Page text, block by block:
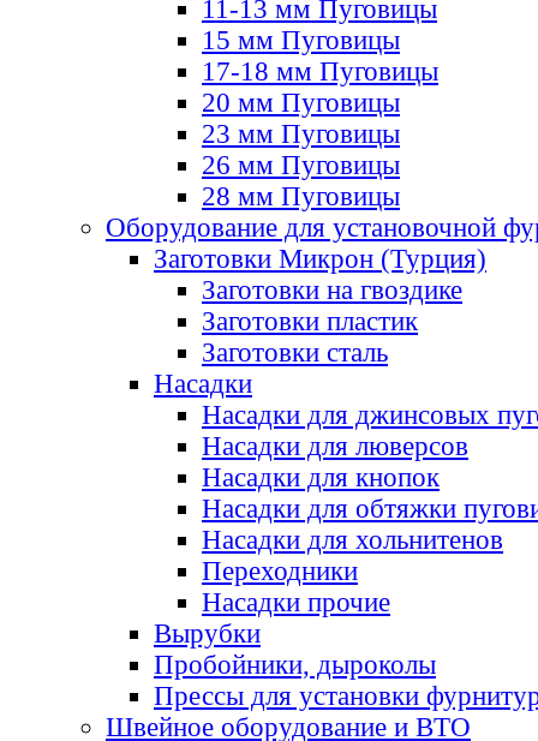
11-13 мм Пуговицы
15 мм Пуговицы
17-18 мм Пуговицы
20 мм Пуговицы
23 мм Пуговицы
26 мм Пуговицы
28 мм Пуговицы
Оборудование для установочной
Заготовки Микрон (Турция)
Заготовки на гвоздике
Заготовки пластик
Заготовки сталь
Насадки
Насадки для джинсовых
Насадки для люверсов
Насадки для кнопок
Насадки для обтяжки
Насадки для хольнитенов
Переходники
Насадки прочие
Вырубки
Пробойники, дыроколы
Прессы для установки
Швейное оборудование и ВТО